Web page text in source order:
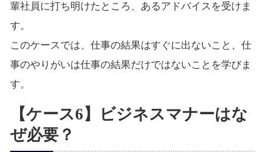
輩社員に打ち明けたところ、あるアドバイスを受けま
す。
このケースでは、仕事の結果はすぐに出ないこと、仕
事のやりがいは仕事の結果だけではないことを学びま
す。
【ケース6】ビジネスマナーはな
ぜ必要？